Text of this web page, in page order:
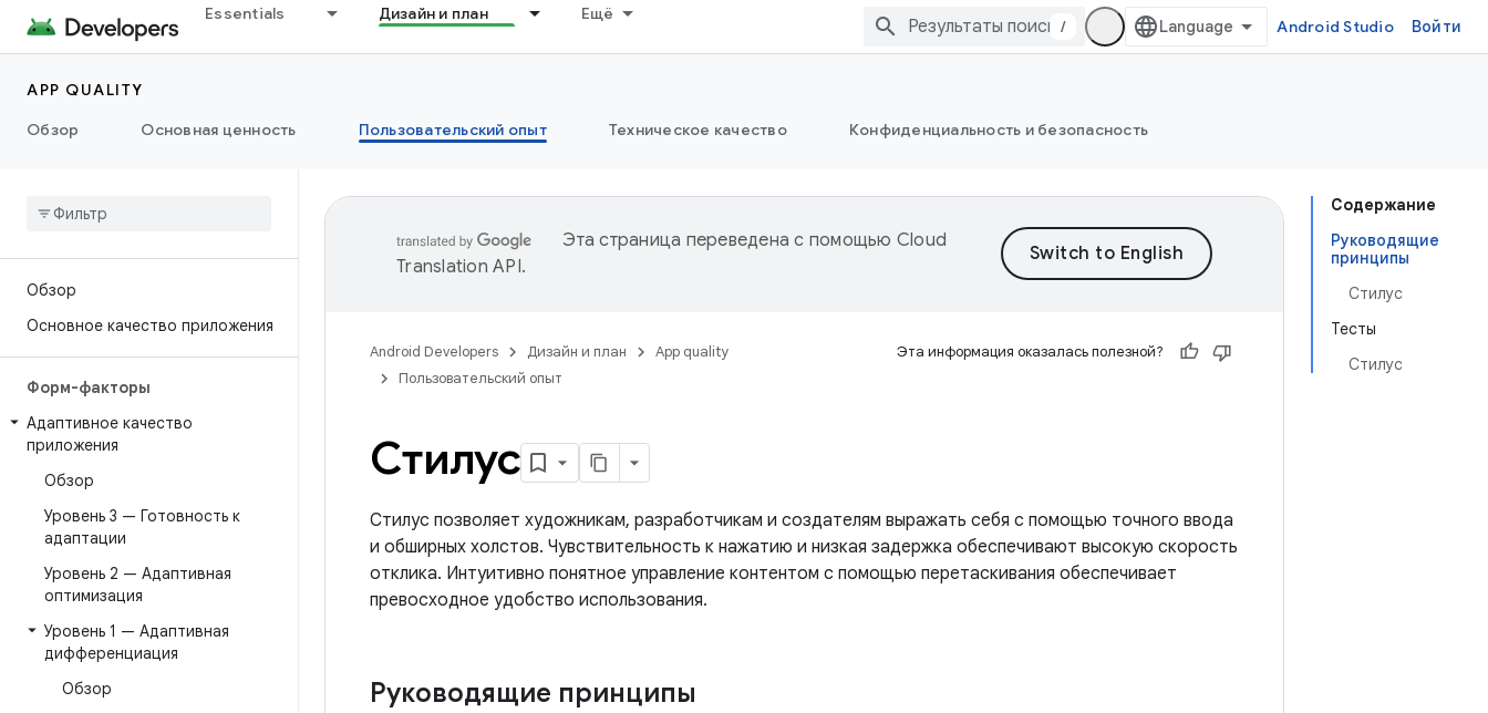
Essentials Дизайн и план Ещё
/ Android Studio Войти
APP QUALITY
Обзор
Основная ценность Пользовательский опыт Техническое качество Конфиденциальность и безопасность
Обзор
Основное качество приложения
Форм-факторы
Адаптивное качество
приложения
Обзор
Уровень 3 — Готовность к
адаптации
Уровень 2 — Адаптивная
оптимизация
Уровень 1 — Адаптивная
дифференциация
Обзор
Содержание
Руководящие
принципы
Стилус
Тесты
Стилус
Эта страница переведена с помощью Cloud
Translation API.
Android Developers Дизайн и план
App quality
Пользовательский опыт
Эта информация оказалась полезной?
Стилус
Стилус позволяет художникам, разработчикам и создателям выражать себя с помощью точного ввода
и обширных холстов. Чувствительность к нажатию и низкая задержка обеспечивают высокую скорость
отклика. Интуитивно понятное управление контентом с помощью перетаскивания обеспечивает
превосходное удобство использования.
Руководящие принципы